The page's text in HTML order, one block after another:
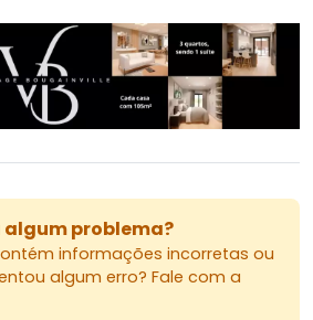
algum problema?
informações incorretas ou
algum erro? Fale com a